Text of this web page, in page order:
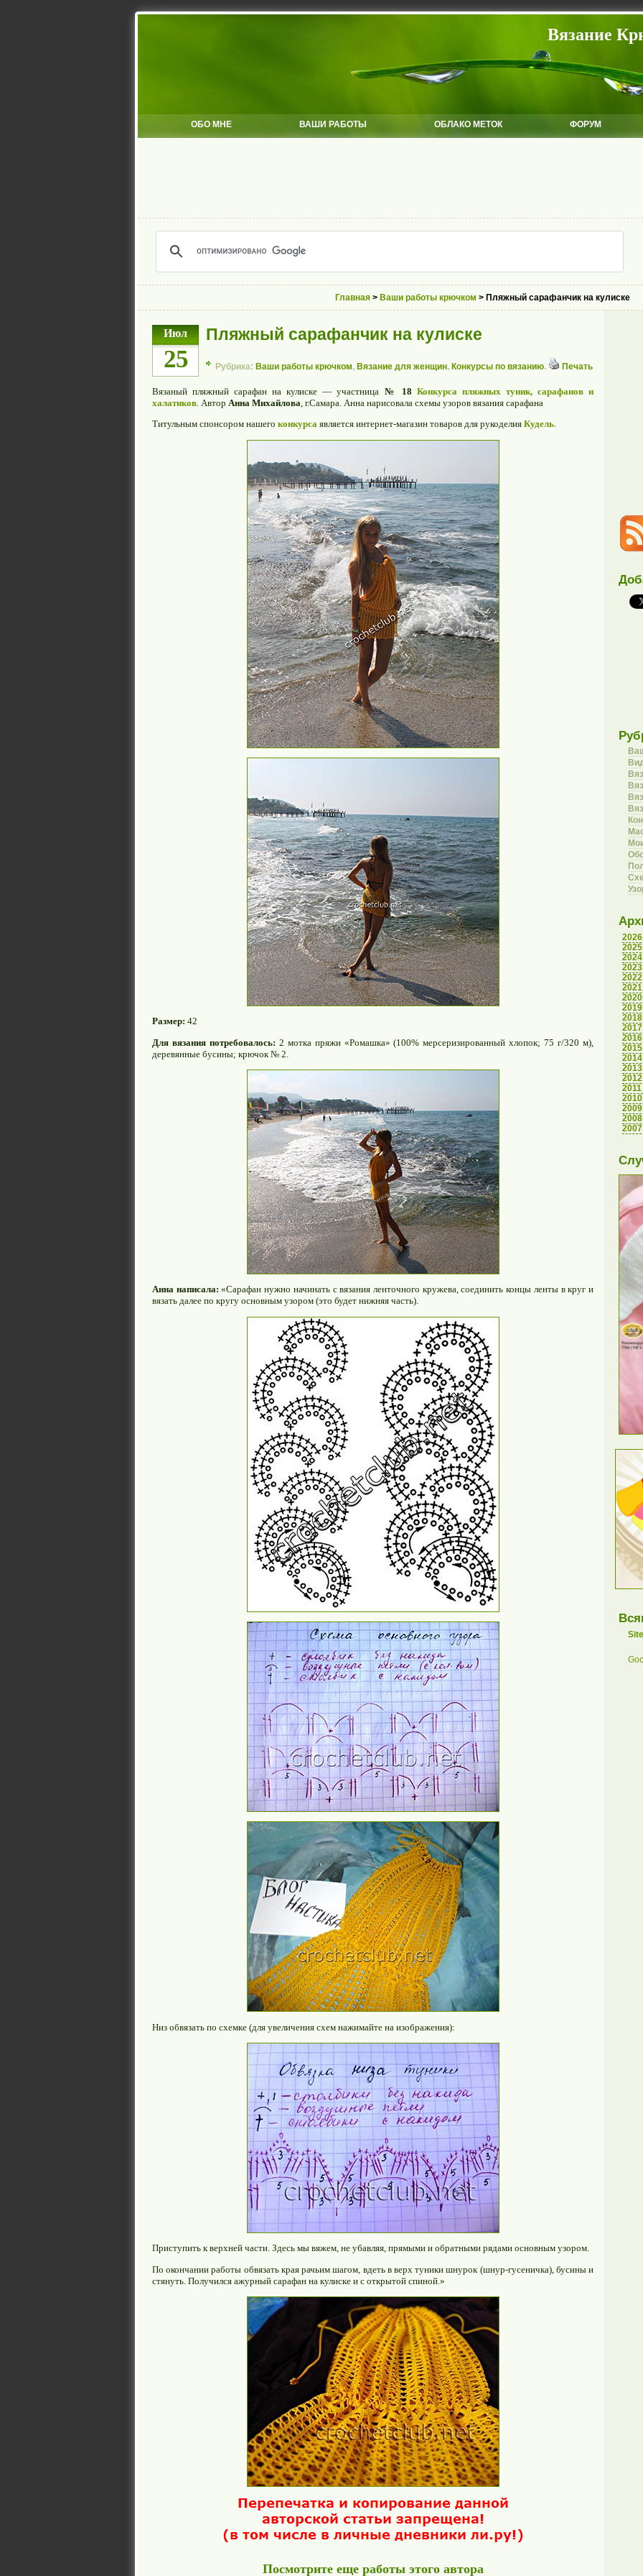
Вязание
ОБО МНЕ ВАШИ РАБОТЫ ОБЛАКО МЕТОК ФОРУМ
Главная> Ваши работы крючком > Пляжный сарафанчик на кулиске
Июл
25
Пляжный сарафанчик на кулиске
Рубрика: Ваши работы крючком, Вязание для женщин, Конкурсы по вязанию. Печать
Вязаный пляжный сарафан на кулиске — участница № 18 Конкурса пляжных туник, сарафанов и
халатиков. Автор Анна Михайлова, г.Самара. Анна нарисовала схемы узоров вязания сарафана
Титульным спонсором нашего конкурса является интернет-магазин товаров для рукоделия Кудель.
Размер: 42
Для вязания потребовалось: 2 мотка пpяжи «Рoмaшкa» (100% мepcepизиpoвaнный xлoпoк; 75 г/320 м),
дepeвянныe бycины; кpючoк № 2.
Анна написала: «Сарафан нужно начинать с вязания ленточного кружева, соединить концы ленты в круг и
вязать далее по кругу основным узором (это будет нижняя часть).
Низ обвязать по схемке (для увеличения схем нажимайте на изображения):
Приступить к верхней части. Здесь мы вяжем, не убавляя, прямыми и обратными рядами основным узором.
По окончании работы обвязать края рачьим шагом, вдеть в верх туники шнурок (шнур-гусеничка), бусины и
стянуть. Получился ажурный сарафан на кулиске и с открытой спиной.»
Посмотрите еще работы этого автора